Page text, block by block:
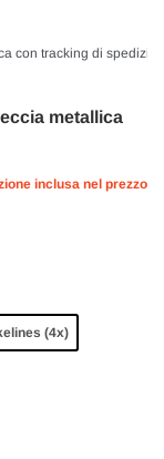
con tracking di
metallica
inclusa nel prezzo
(4x)